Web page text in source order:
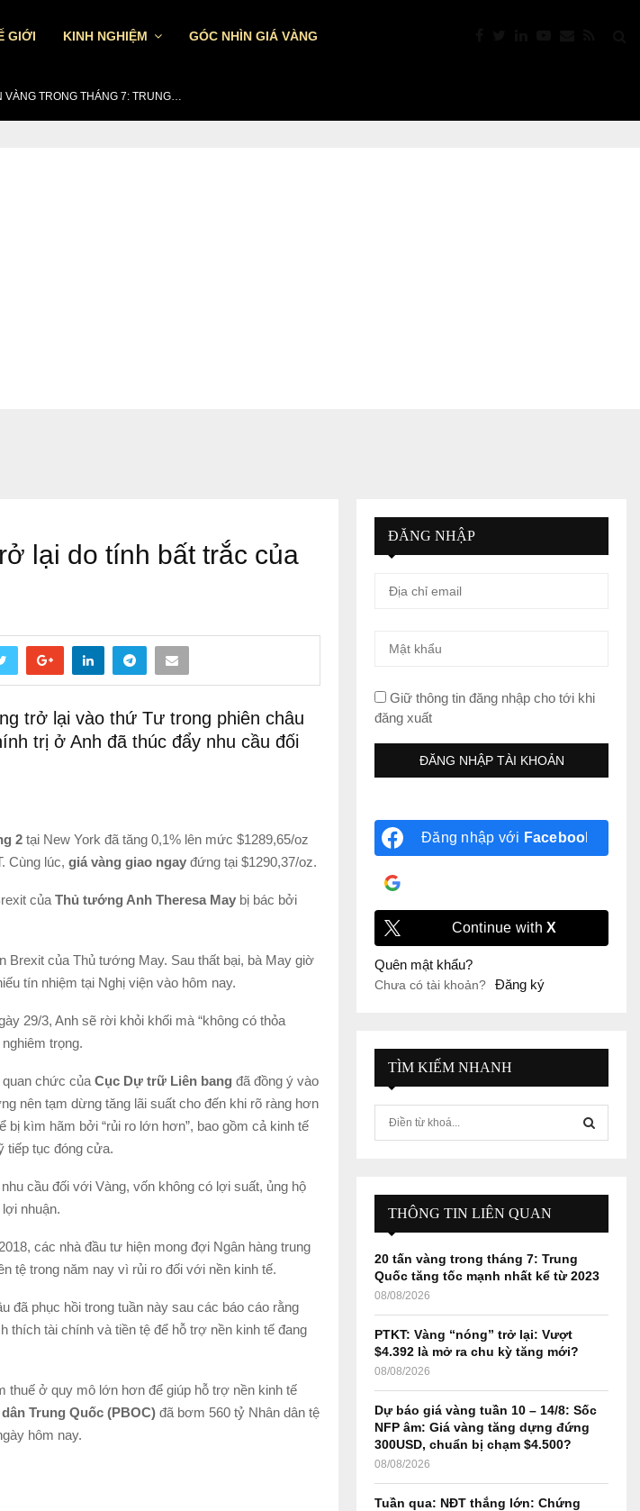
GIỚI KINH NGHIỆM GÓC NHÌN GIÁ VÀNG
VÀNG TRONG THÁNG 7: TRUNG…
lại do tính bất trắc của
trở lại vào thứ Tư trong phiên châu
trị ở Anh đã thúc đẩy nhu cầu đối
2 tại New York đã tăng 0,1% lên mức $1289,65/oz
Cùng lúc, giá vàng giao ngay đứng tại $1290,37/oz.
của Thủ tướng Anh Theresa May bị bác bởi
Brexit của Thủ tướng May. Sau thất bại, bà May giờ
tín nhiệm tại Nghị viện vào hôm nay.
29/3, Anh sẽ rời khỏi khối mà “không có thỏa
trọng.
chức của Cục Dự trữ Liên bang đã đồng ý vào
nên tạm dừng tăng lãi suất cho đến khi rõ ràng hơn
bị kìm hãm bởi “rủi ro lớn hơn”, bao gồm cả kinh tế
tiếp tục đóng cửa.
cầu đối với Vàng, vốn không có lợi suất, ủng hộ
nhuận.
các nhà đầu tư hiện mong đợi Ngân hàng trung
tệ trong năm nay vì rủi ro đối với nền kinh tế.
đã phục hồi trong tuần này sau các báo cáo rằng
thích tài chính và tiền tệ để hỗ trợ nền kinh tế đang
thuế ở quy mô lớn hơn để giúp hỗ trợ nền kinh tế
Trung Quốc (PBOC) đã bơm 560 tỷ Nhân dân tệ
hôm nay.
ĐĂNG NHẬP
Giữ thông tin đăng nhập cho tới khi
đăng xuất
Đăng nhập với Facebook
Continue withX
Quên mật khẩu?
Chưa có tài khoản? Đăng ký
TÌM KIẾM NHANH
r
:
E
A
THÔNG TIN LIÊN QUAN
20 tấn vàng trong tháng 7: Trung
Quốc tăng tốc mạnh nhất kể từ 2023
08/08/2026
PTKT: Vàng “nóng” trở lại: Vượt
$4.392 là mở ra chu kỳ tăng mới?
08/08/2026
Dự báo giá vàng tuần 10 – 14/8: Sốc
NFP âm: Giá vàng tăng dựng đứng
300USD, chuẩn bị chạm $4.500?
08/08/2026
Tuần qua: NĐT thắng lớn: Chứng